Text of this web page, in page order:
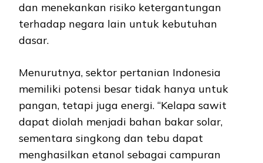
dan menekankan risiko ketergantungan
terhadap negara lain untuk kebutuhan
dasar.
Menurutnya, sektor pertanian Indonesia
memiliki potensi besar tidak hanya untuk
pangan, tetapi juga energi. “Kelapa sawit
dapat diolah menjadi bahan bakar solar,
sementara singkong dan tebu dapat
menghasilkan etanol sebagai campuran